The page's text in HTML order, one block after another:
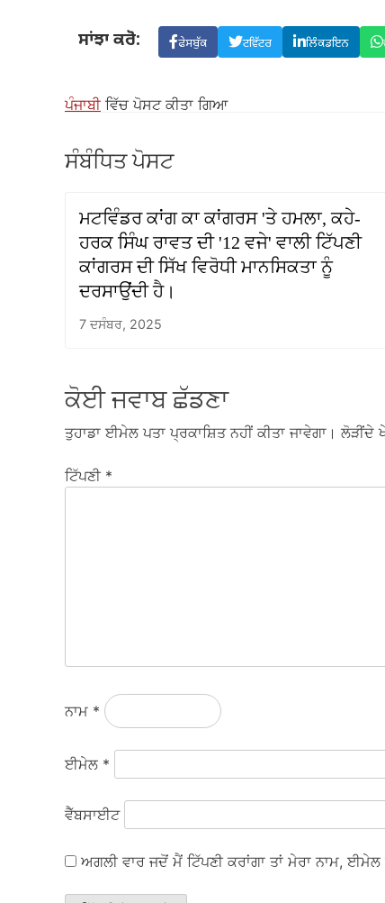
ਸਾਂਝਾ ਕਰੋ: ਫੇਸਬੁੱਕ ਟਵਿੱਟਰ ਲਿੰਕਡਇਨ
ਪੰਜਾਬੀਵਿੱਚ ਪੋਸਟ ਕੀਤਾ ਗਿਆ
ਸੰਬੰਧਿਤ ਪੋਸਟ
ਮਟਵਿੰਡਰ ਕਾਂਗ ਕਾ ਕਾਂਗਰਸ 'ਤੇ ਹਮਲਾ, ਕਹੇ-
ਹਰਕ ਸਿੰਘ ਰਾਵਤ ਦੀ '12 ਵਜੇ' ਵਾਲੀ ਟਿੱਪਣੀ
ਕਾਂਗਰਸ ਦੀ ਸਿੱਖ ਵਿਰੋਧੀ ਮਾਨਸਿਕਤਾ ਨੂੰ
ਦਰਸਾਉਂਦੀ ਹੈ।
7 ਦਸੰਬਰ, 2025
ਕੋਈ ਜਵਾਬ ਛੱਡਣਾ
ਤੁਹਾਡਾ ਈਮੇਲ ਪਤਾ ਪ੍ਰਕਾਸ਼ਿਤ ਨਹੀਂ ਕੀਤਾ ਜਾਵੇਗਾ। ਲੋੜੀਂਦੇ
ਟਿੱਪਣੀ *
ਨਾਮ *
ਈਮੇਲ *
ਵੈੱਬਸਾਈਟ
ਅਗਲੀ ਵਾਰ ਜਦੋਂ ਮੈਂ ਟਿੱਪਣੀ ਕਰਾਂਗਾ ਤਾਂ ਮੇਰਾ ਨਾਮ,